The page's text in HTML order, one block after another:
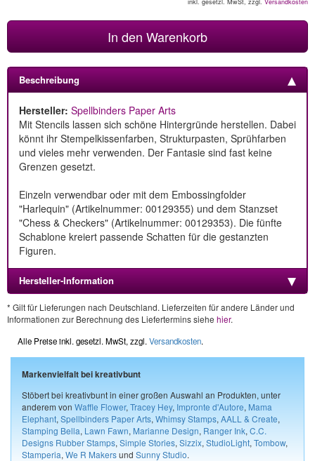
In den Warenkorb
Beschreibung
Hersteller: Spellbinders Paper Arts
Mit Stencils lassen sich schöne Hintergründe herstellen. Dabei
könnt ihr Stempelkissenfarben, Strukturpasten, Sprühfarben
und vieles mehr verwenden. Der Fantasie sind fast keine
Grenzen gesetzt.
Einzeln verwendbar oder mit dem Embossingfolder
"Harlequin" (Artikelnummer: 00129355) und dem Stanzset
"Chess & Checkers" (Artikelnummer: 00129353). Die fünfte
Schablone kreiert passende Schatten für die gestanzten
Figuren.
Hersteller-Information
* Gilt für Lieferungen nach Deutschland. Lieferzeiten für andere Länder und
Informationen zur Berechnung des Liefertermins siehe hier.
Alle Preise inkl. gesetzl. MwSt, zzgl. Versandkosten.
Markenvielfalt bei kreativbunt
Stöbert bei kreativbunt in einer großen Auswahl an Produkten, unter
anderem von Waffle Flower, Tracey Hey, Impronte d'Autore, Mama
Elephant, Spellbinders Paper Arts, Whimsy Stamps, AALL & Create,
Stamping Bella, Lawn Fawn, Marianne Design, Ranger Ink, C.C.
Designs Rubber Stamps, Simple Stories, Sizzix, StudioLight, Tombow,
Stamperia, We R Makersund Sunny Studio.